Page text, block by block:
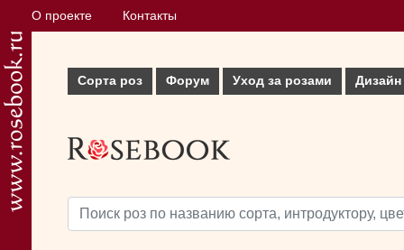
О проекте Контакты
Сорта роз Форум Уход за розами Дизайн